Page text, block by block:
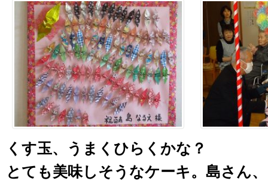
くす玉、うまくひらくかな？
とても美味しそうなケーキ。島さん